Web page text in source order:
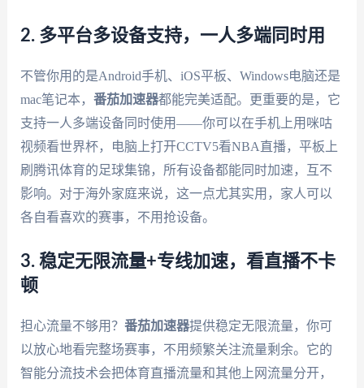
2. 多平台多设备支持，一人多端同时用
不管你用的是Android手机、iOS平板、Windows电脑还是
mac笔记本， 番茄加速器都能完美适配。更重要的是，它
支持一人多端设备同时使用——你可以在手机上用咪咕
视频看世界杯，电脑上打开CCTV5看NBA直播，平板上
刷腾讯体育的足球集锦，所有设备都能同时加速，互不
影响。对于海外家庭来说，这一点尤其实用，家人可以
各自看喜欢的赛事，不用抢设备。
3. 稳定无限流量+专线加速，看直播不卡
顿
担心流量不够用？ 番茄加速器提供稳定无限流量，你可
以放心地看完整场赛事，不用频繁关注流量剩余。它的
智能分流技术会把体育直播流量和其他上网流量分开，